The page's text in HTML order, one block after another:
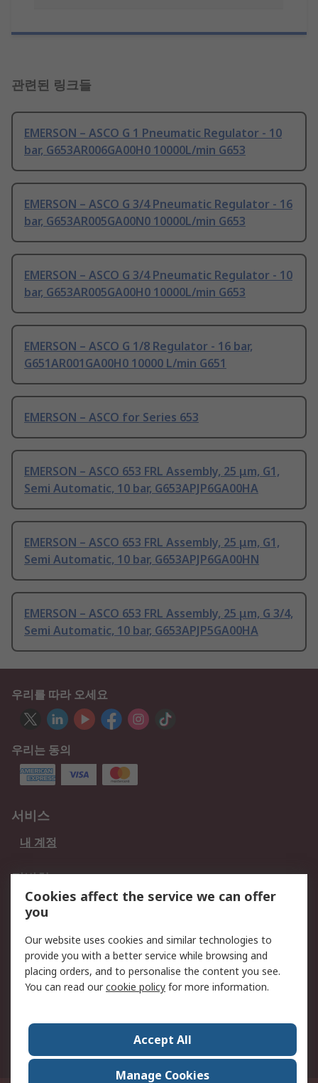
관련된 링크들
EMERSON – ASCO G 1 Pneumatic Regulator - 10
bar, G653AR006GA00H0 10000L/min G653
EMERSON – ASCO G 3/4 Pneumatic Regulator - 16
bar, G653AR005GA00N0 10000L/min G653
EMERSON – ASCO G 3/4 Pneumatic Regulator - 10
bar, G653AR005GA00H0 10000L/min G653
EMERSON – ASCO G 1/8 Regulator - 16 bar,
G651AR001GA00H0 10000 L/min G651
EMERSON – ASCO for Series 653
EMERSON – ASCO 653 FRL Assembly, 25 μm, G1,
Semi Automatic, 10 bar, G653APJP6GA00HA
EMERSON – ASCO 653 FRL Assembly, 25 μm, G1,
Semi Automatic, 10 bar, G653APJP6GA00HN
EMERSON – ASCO 653 FRL Assembly, 25 μm, G 3/4,
Semi Automatic, 10 bar, G653APJP5GA00HA
우리를 따라 오세요
우리는 동의
서비스
내 계정
적법한
개인 정보 보호 정책
데이터 보호
웹사이트 사용 약관
회사 소개
RS 계좌 정보
그룹사 RS Group에 대해
한국외 지역
회사 소개
Cookies affect the service we can offer
you
Our website uses cookies and similar technologies to
provide you with a better service while browsing and
placing orders, and to personalise the content you see.
You can read ourcookie policy for more information.
Accept All
Manage Cookies